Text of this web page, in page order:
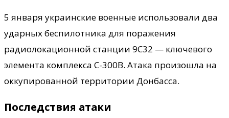
5 января украинские военные использовали два
ударных беспилотника для поражения
радиолокационной станции 9С32 — ключевого
элемента комплекса С-300В. Атака произошла на
оккупированной территории Донбасса.
Последствия атаки